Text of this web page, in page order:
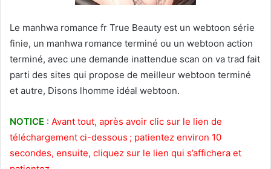
Le manhwa romance fr True Beauty est un webtoon série
finie, un manhwa romance terminé ou un webtoon action
terminé, avec une demande inattendue scan on va trad fait
parti des sites qui propose de meilleur webtoon terminé
et autre, Disons lhomme idéal webtoon.
NOTICE : Avant tout, après avoir clic sur le lien de
téléchargement ci-dessous ; patientez environ 10
secondes, ensuite, cliquez sur le lien qui s’affichera et